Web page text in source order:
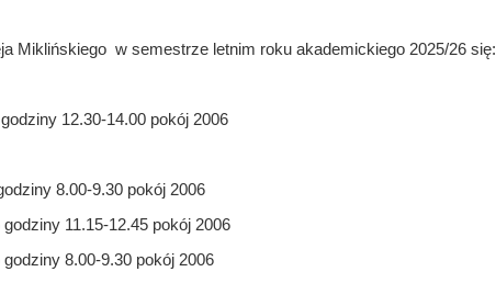
Miklińskiego w semestrze letnim roku akademickiego 2025/26 się:
12.30-14.00 pokój 2006
8.00-9.30 pokój 2006
11.15-12.45 pokój 2006
8.00-9.30 pokój 2006